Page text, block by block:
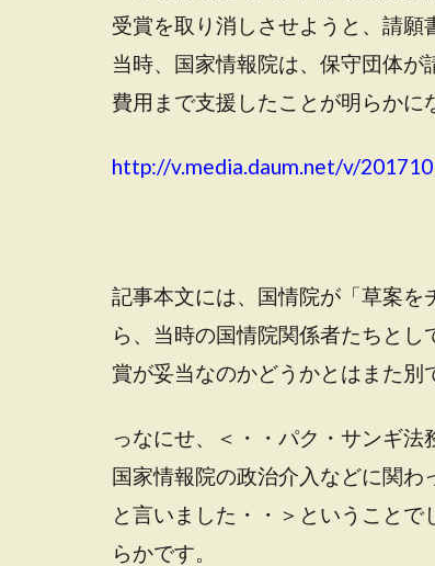
受賞を取り消しさせようと、請願
当時、国家情報院は、保守団体
費用まで支援したことが明らかに
http://v.media.daum.net/v/
記事本文には、国情院が「草案
ら、当時の国情院関係者たちと
賞が妥当なのかどうかとはまた別
っなにせ、＜・・パク・サンギ法
国家情報院の政治介入などに関
と言いました・・＞ということ
らかです。